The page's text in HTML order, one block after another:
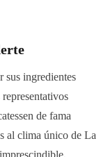
sus ingredientes
de fama
al clima único de La